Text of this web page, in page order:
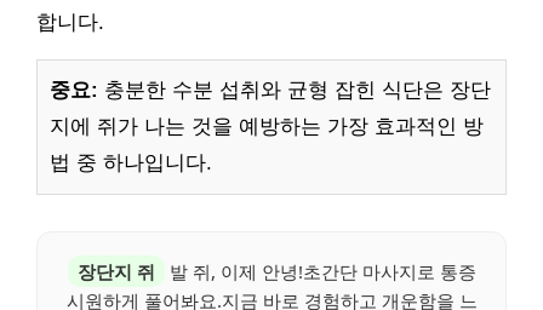
합니다.
중요: 충분한 수분 섭취와 균형 잡힌 식단은 장단
지에 쥐가 나는 것을 예방하는 가장 효과적인 방
법 중 하나입니다.
장단지 쥐
발 쥐, 이제 안녕!초간단 마사지로 통증
시원하게 풀어봐요.지금 바로 경험하고 개운함을 느